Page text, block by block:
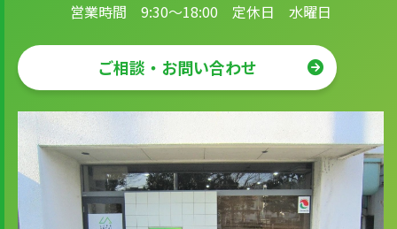
営業時間 9:30～18:00 定休日 水曜日
ご相談・お問い合わせ